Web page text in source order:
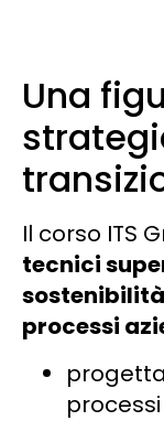
Una
Il corso ITS
tecnici
processi